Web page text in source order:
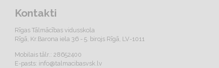
Kontakti
Rīgas Tālmācības vidusskola
Rīgā, Kr.Barona iela 36 - 5. birojs Rīgā, LV-1011
Mobilais tālr.: 28652400
E-pasts: info@talmacibasvsk.lv